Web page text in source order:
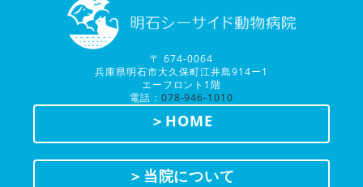
〒 674-0064
兵庫県明石市大久保町江井島914ー1
エーフロント1階
電話： 078-946-1010
＞HOME
＞当院について